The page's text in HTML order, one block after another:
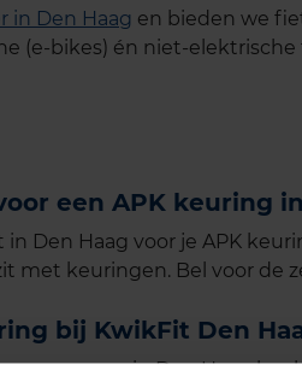
in Den Haag en bieden we
(e-bikes) én niet-elektrische
een APK keuring
Den Haag voor je APK
met keuringen. Bel voor de
bij KwikFit Den
garages in Den Haag